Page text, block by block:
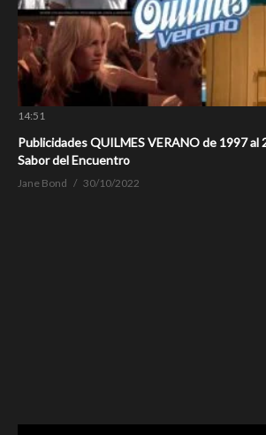
14:51
Publicidades QUILMES VERANO de 1997 al
Sabor del Encuentro
Jane Bond 30/10/2022